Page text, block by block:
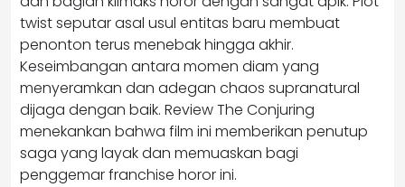
twist seputar asal usul entitas baru membuat
penonton terus menebak hingga akhir.
Keseimbangan antara momen diam yang
menyeramkan dan adegan chaos supranatural
dijaga dengan baik. Review The Conjuring
menekankan bahwa film ini memberikan penutup
saga yang layak dan memuaskan bagi
penggemar franchise horor ini.